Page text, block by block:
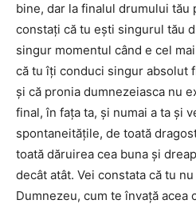
bine, dar la finalul drumului tău
constaţi că tu eşti singurul tău
singur momentul când e cel
că tu îţi conduci singur absolut
şi că pronia dumnezeiasca nu
final, în faţa ta, şi numai a ta şi
spontaneităţile, de toată
toată dăruirea cea buna şi
decât atât. Vei constata că tu
Dumnezeu, cum te învaţă acea